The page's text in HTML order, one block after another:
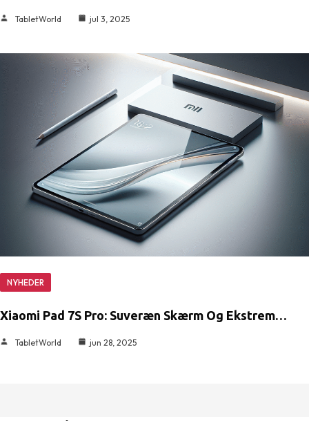
TabletWorld jul 3, 2025
NYHEDER
Xiaomi Pad 7S Pro: Suveræn Skærm Og Ekstrem…
TabletWorld jun 28, 2025